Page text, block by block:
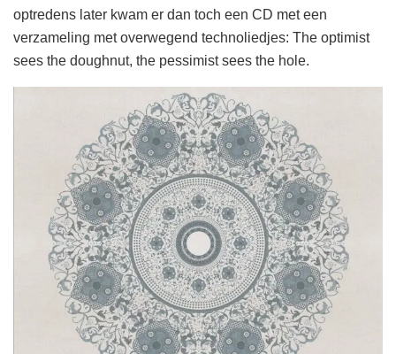
optredens later kwam er dan toch een CD met een
verzameling met overwegend technoliedjes: The optimist
sees the doughnut, the pessimist sees the hole.